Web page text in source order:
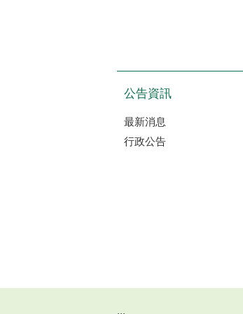
公告資訊
最新消息
行政公告